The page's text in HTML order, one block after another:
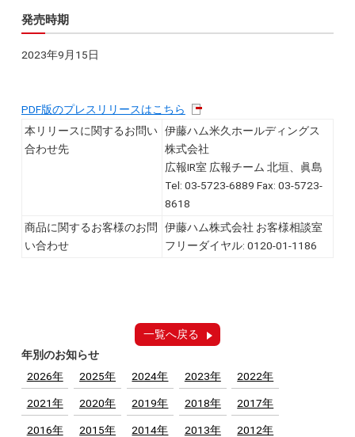
発売時期
2023年9月15日
PDF版のプレスリリースはこちら
本リリースに関するお問い
合わせ先
伊藤ハム米久ホールディングス
株式会社
広報IR室 広報チーム 北垣、眞島
Tel: 03-5723-6889 Fax: 03-5723-
8618
商品に関するお客様のお問
い合わせ
伊藤ハム株式会社 お客様相談室
フリーダイヤル: 0120-01-1186
一覧へ戻る
年別のお知らせ
2026年
2025年 2024年 2023年 2022年
2021年 2020年 2019年 2018年 2017年
2016年 2015年 2014年 2013年 2012年